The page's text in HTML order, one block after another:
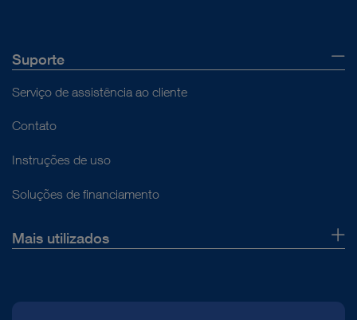
Suporte
Serviço de assistência ao cliente
Contato
Instruções de uso
Soluções de financiamento
Mais utilizados